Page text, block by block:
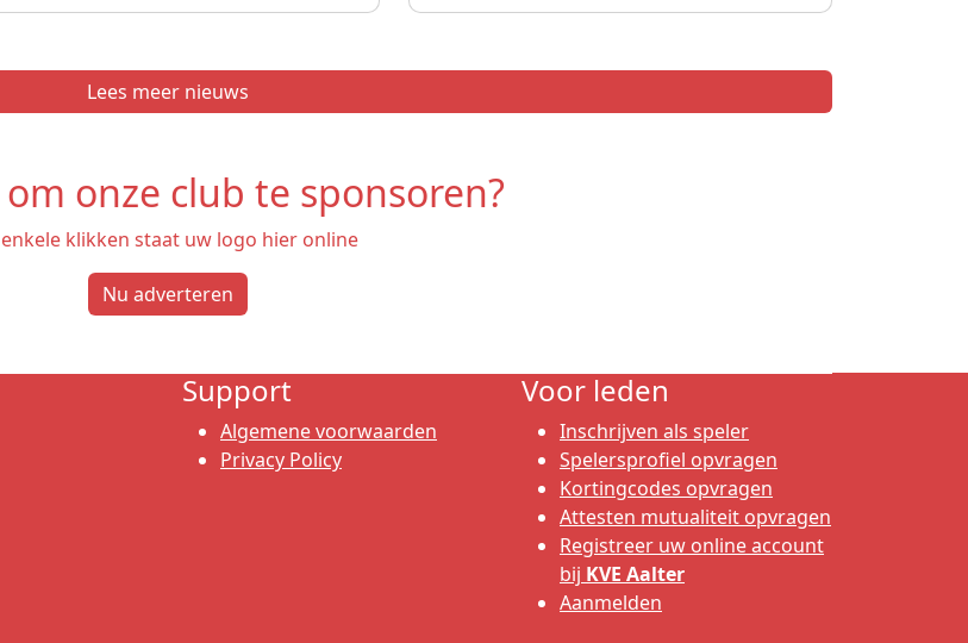
Lees meer nieuws
onze club te sponsoren?
klikken staat uw logo hier online
Nu adverteren
Support
Algemene voorwaarden
Privacy Policy
Voor leden
Inschrijven als speler
Spelersprofiel opvragen
Kortingcodes opvragen
Attesten mutualiteit opvragen
Registreer uw online account
bij KVE Aalter
Aanmelden